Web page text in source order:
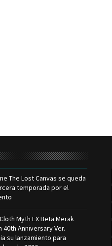
The Lost Canvas se queda
temporada por el
Myth EX Beta Merak
40th Anniversary Ver.
su lanzamiento para